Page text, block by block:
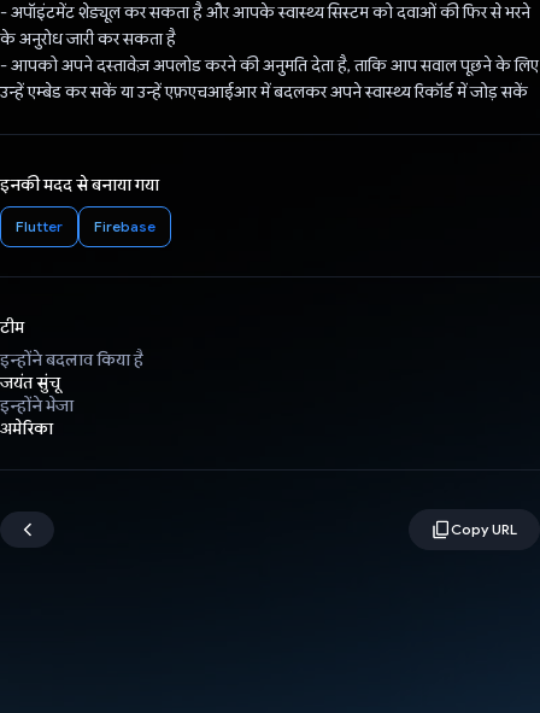
- अपॉइंटमेंट शेड्यूल कर सकता है और आपके स्वास्थ्य सिस्टम को दवाओं की फिर से भरने
के अनुरोध जारी कर सकता है
- आपको अपने दस्तावेज़ अपलोड करने की अनुमति देता है, ताकि आप सवाल पूछने के लिए
उन्हें एम्बेड कर सकें या उन्हें एफ़एचआईआर में बदलकर अपने स्वास्थ्य रिकॉर्ड में जोड़ सकें
इनकी मदद से बनाया गया
Flutter Firebase
टीम
इन्होंने बदलाव किया है
जयंत सुंचू
इन्होंने भेजा
अमेरिका